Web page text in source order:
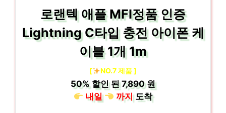
로랜텍 애플 MFI정품 인증
Lightning C타입 충전 아이폰 케
이블 1개 1m
[ NO.7 제품 ]
50%할인 된7,890 원
내일
까지도착